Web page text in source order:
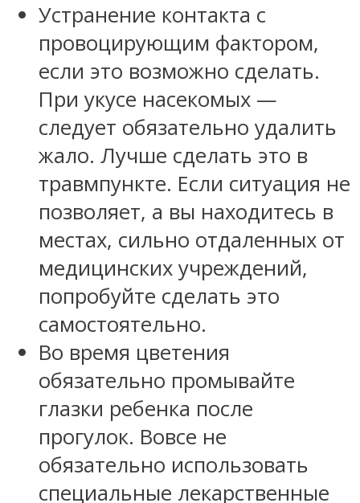
Устранение контакта с
провоцирующим фактором,
если это возможно сделать.
При укусе насекомых —
следует обязательно удалить
жало. Лучше сделать это в
травмпункте. Если ситуация не
позволяет, а вы находитесь в
местах, сильно отдаленных от
медицинских учреждений,
попробуйте сделать это
самостоятельно.
Во время цветения
обязательно промывайте
глазки ребенка после
прогулок. Вовсе не
обязательно использовать
специальные лекарственные